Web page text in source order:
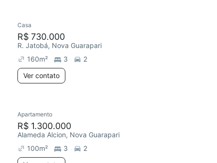
Casa
R$ 730.000
R. Jatobá, Nova Guarapari
160m² 3
2
Ver contato
Apartamento
R$ 1.300.000
Alameda Alcion, Nova Guarapari
100m² 3
2